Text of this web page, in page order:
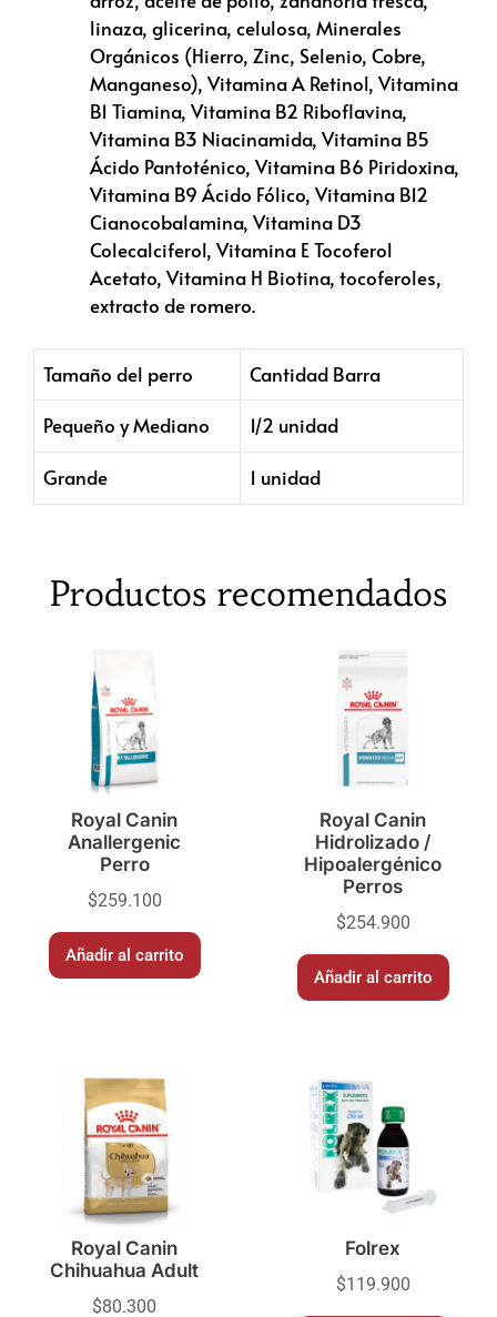
linaza, glicerina, celulosa, Minerales
Orgánicos (Hierro, Zinc, Selenio, Cobre,
Manganeso), Vitamina A Retinol, Vitamina
B1 Tiamina, Vitamina B2 Riboflavina,
Vitamina B3 Niacinamida, Vitamina B5
Ácido Pantoténico, Vitamina B6 Piridoxina,
Vitamina B9 Ácido Fólico, Vitamina B12
Cianocobalamina, Vitamina D3
Colecalciferol, Vitamina E Tocoferol
Acetato, Vitamina H Biotina, tocoferoles,
extracto de romero.
Tamaño del perro
Cantidad Barra
Pequeño y Mediano
1/2 unidad
Grande
1 unidad
Productos recomendados
Royal Canin
Anallergenic
Perro
$259.100
Añadir al carrito
Royal Canin
Hidrolizado /
Hipoalergénico
Perros
$254.900
Añadir al carrito
Royal Canin
Chihuahua Adult
$80.300
Folrex
$119.900